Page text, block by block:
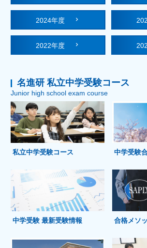
2024年度
2022年度
名進研 私立中学受験コース
Junior high school exam course
私立中学受験コース 中学受験
中学受験 最新受験情報 合格メソ